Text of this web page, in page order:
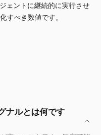
ェントに継続的に実行させ
すべき数値です。
ナルとは何です